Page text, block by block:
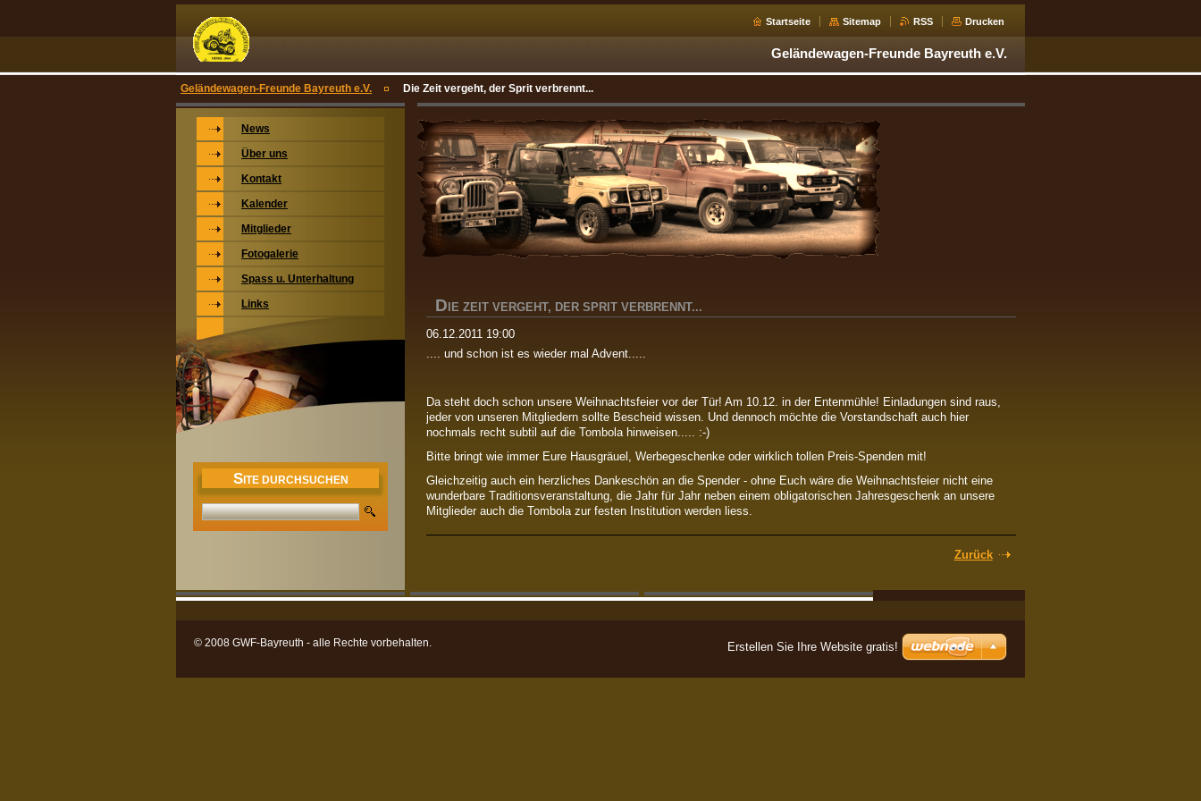
Startseite Sitemap RSS Drucken
Geländewagen-Freunde Bayreuth e.V.
Geländewagen-Freunde Bayreuth e.V. Die Zeit vergeht, der Sprit verbrennt...
D IE ZEIT VERGEHT, DER SPRIT VERBRENNT...
06.12.2011 19:00
.... und schon ist es wieder mal Advent.....
Da steht doch schon unsere Weihnachtsfeier vor der Tür! Am 10.12. in der Entenmühle! Einladungen sind raus,
jeder von unseren Mitgliedern sollte Bescheid wissen. Und dennoch möchte die Vorstandschaft auch hier
nochmals recht subtil auf die Tombola hinweisen..... :-)
Bitte bringt wie immer Eure Hausgräuel, Werbegeschenke oder wirklich tollen Preis-Spenden mit!
Gleichzeitig auch ein herzliches Dankeschön an die Spender - ohne Euch wäre die Weihnachtsfeier nicht eine
wunderbare Traditionsveranstaltung, die Jahr für Jahr neben einem obligatorischen Jahresgeschenk an unsere
Mitglieder auch die Tombola zur festen Institution werden liess.
Zurück
News
Über uns
Kontakt
Kalender
Mitglieder
Fotogalerie
Spass u. Unterhaltung
Links
SITE DURCHSUCHEN
© 2008 GWF-Bayreuth - alle Rechte vorbehalten. Erstellen Sie Ihre Website gratis!